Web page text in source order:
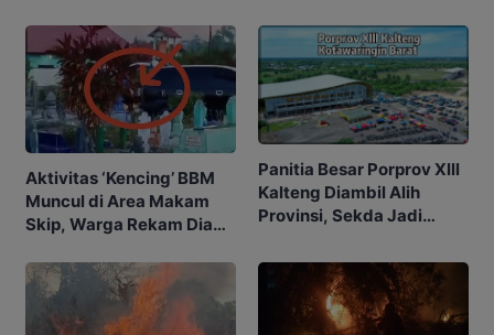
Terganggu
Aktivitas ‘Kencing’ BBM
Muncul di Area Makam
Skip, Warga Rekam Diam-
Panitia Besar Porprov Xlll
Kalteng Diambil Alih
Provinsi, Sekda Jadi